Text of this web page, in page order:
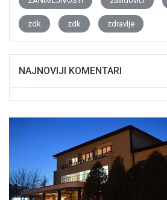
zdk zdk zdravlje
NAJNOVIJI KOMENTARI